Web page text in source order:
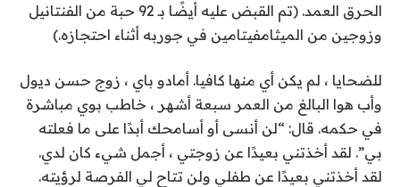
الحرق العمد. (تم القبض عليه أيضًا بـ 92 حبة من الفنتانيل
وزوجين من الميثامفيتامين في جوربه أثناء احتجازه.)
للضحايا ، لم يكن أي منها كافيا. أمادو باي ، زوج حسن ديول
وأب هوا البالغ من العمر سبعة أشهر ، خاطب بوي مباشرة
في حكمه. قال: “لن أنسى أو أسامحك أبدًا على ما فعلته
بي”. لقد أخذتني بعيدًا عن زوجتي ، أجمل شيء كان لدي.
لقد أخذتني بعيدًا عن طفلي ولن تتاح لي الفرصة لرؤيته.